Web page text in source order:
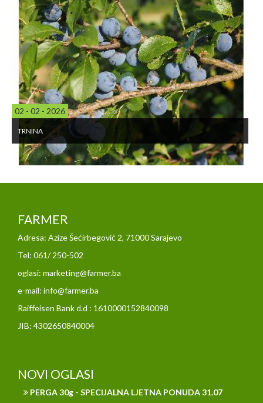
02 - 02 - 2026
TRNINA
FARMER
Adresa: Azize Šećirbegović 2, 71000 Sarajevo
Tel: 061/ 250-502
oglasi: marketing@farmer.ba
e-mail: info@farmer.ba
Raiffeisen Bank d.d : 1610000152840098
JIB: 4302650840004
NOVI OGLASI
PERGA 30g - SPECIJALNA LJETNA PONUDA 31.07